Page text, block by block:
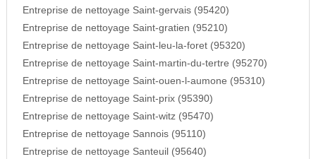
Entreprise de nettoyage Saint-gervais (95420)
Entreprise de nettoyage Saint-gratien (95210)
Entreprise de nettoyage Saint-leu-la-foret (95320)
Entreprise de nettoyage Saint-martin-du-tertre (95270)
Entreprise de nettoyage Saint-ouen-l-aumone (95310)
Entreprise de nettoyage Saint-prix (95390)
Entreprise de nettoyage Saint-witz (95470)
Entreprise de nettoyage Sannois (95110)
Entreprise de nettoyage Santeuil (95640)